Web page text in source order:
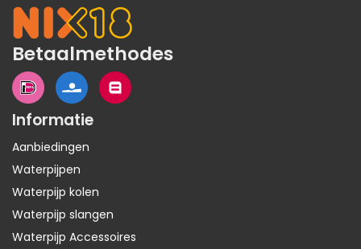
Betaalmethodes
Informatie
Aanbiedingen
Waterpijpen
Waterpijp kolen
Waterpijp slangen
Waterpijp Accessoires